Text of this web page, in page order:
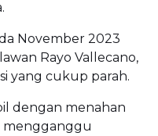
November 2023
Rayo Vallecano,
yang cukup parah.
dengan menahan
mengganggu